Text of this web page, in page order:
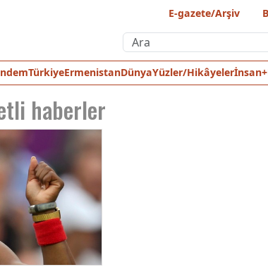
E-gazete/Arşiv
TürkiyeErmenistanDünyaYüzler/Hikâyeler
haberler